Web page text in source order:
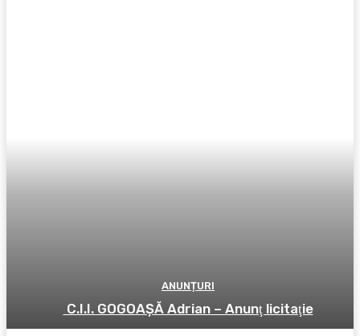
ANUNȚURI
C.I.I. GOGOAŞĂ Adrian – Anunţ licitaţie